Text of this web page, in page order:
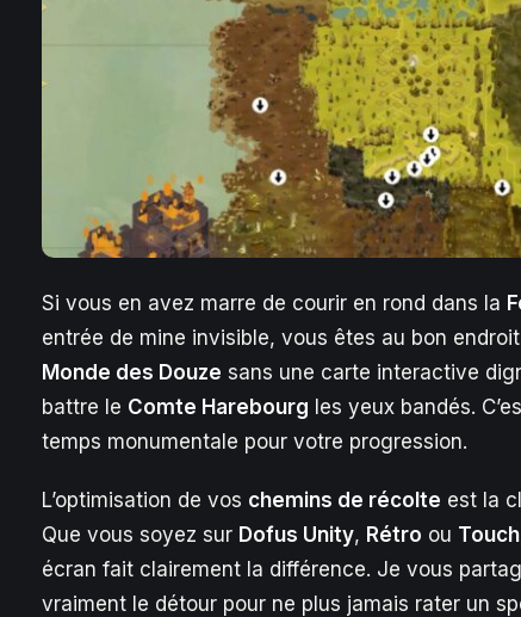
Si vous en avez marre de courir en rond dans la
entrée de mine invisible, vous êtes au bon
Monde des Douze sans une carte interactive
battre le Comte Harebourg les yeux bandés.
temps monumentale pour votre progression.
L’optimisation de vos chemins de récolte est la
Que vous soyez sur Dofus Unity, Rétro ou Touch
écran fait clairement la différence. Je vous
vraiment le détour pour ne plus jamais rater un